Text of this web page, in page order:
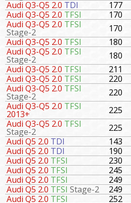
Audi Q3-Q5 2.0 TDI 177
Audi Q3-Q5 2.0 TFSI 170
Audi Q3-Q5 2.0 TFSI
Stage-2 170
Audi Q3-Q5 2.0 TFSI 180
Audi Q3-Q5 2.0 TFSI
Stage-2 180
Audi Q3-Q5 2.0 TFSI 211
Audi Q3-Q5 2.0 TFSI 220
Audi Q3-Q5 2.0 TFSI
Stage-2 220
Audi Q3-Q5 2.0 TFSI
2013+ 225
Audi Q3-Q5 2.0 TFSI
Stage-2 225
Audi Q5 2.0 TDI 143
Audi Q5 2.0 TDI 190
Audi Q5 2.0 TFSI 230
Audi Q5 2.0 TFSI 245
Audi Q5 2.0 TFSI 249
Audi Q5 2.0 TFSI Stage-2 249
Audi Q5 2.0 TFSI 252